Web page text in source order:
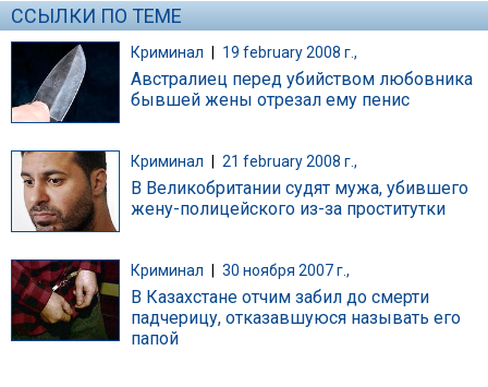
ССЫЛКИ ПО ТЕМЕ
Криминал | 19 february 2008 г.,
Австралиец перед убийством любовника
бывшей жены отрезал ему пенис
Криминал 21 february 2008 г.,
В Великобритании судят мужа, убившего
жену-полицейского из-за проститутки
Криминал 30 ноября 2007 г.,
В Казахстане отчим забил до смерти
падчерицу, отказавшуюся называть его
папой